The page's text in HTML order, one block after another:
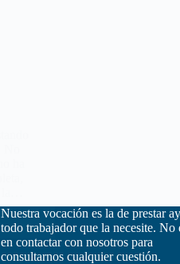
Nuestra vocación es la de prestar
todo trabajador que la necesite. No
en contactar con nosotros para
consultarnos cualquier cuestión.